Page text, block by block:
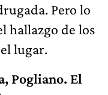
Pero lo
hallazgo de los
lugar.
Pogliano. El